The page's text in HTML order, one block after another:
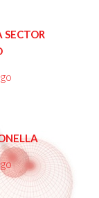
Ver
SECTOR
Ver